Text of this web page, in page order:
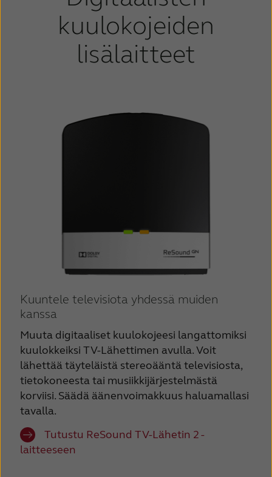
kuulokojeiden
lisälaitteet
Kuuntele televisiota yhdessä muiden
kanssa
Muuta digitaaliset kuulokojeesi langattomiksi
kuulokkeiksi TV-Lähettimen avulla. Voit
lähettää täyteläistä stereoääntä televisiosta,
tietokoneesta tai musiikkijärjestelmästä
korviisi. Säädä äänenvoimakkuus haluamallasi
tavalla.
Tutustu ReSound TV-Lähetin 2 -
laitteeseen